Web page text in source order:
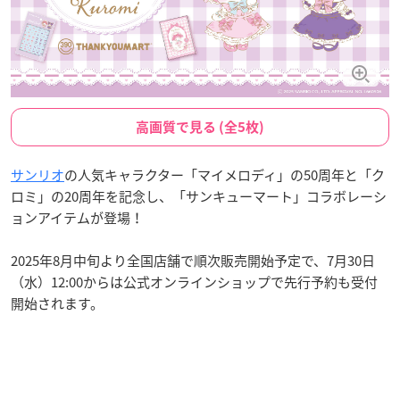
高画質で見る (全5枚)
サンリオの人気キャラクター「マイメロディ」の50周年と「ク
ロミ」の20周年を記念し、「サンキューマート」コラボレーシ
ョンアイテムが登場！
2025年8月中旬より全国店舗で順次販売開始予定で、7月30日
（水）12:00からは公式オンラインショップで先行予約も受付
開始されます。